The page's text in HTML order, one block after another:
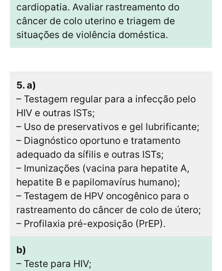
cardiopatia. Avaliar rastreamento do
câncer de colo uterino e triagem de
situações de violência doméstica.
5. a)
– Testagem regular para a infecção pelo
HIV e outras ISTs;
– Uso de preservativos e gel lubrificante;
– Diagnóstico oportuno e tratamento
adequado da sífilis e outras ISTs;
– Imunizações (vacina para hepatite A,
hepatite B e papilomavírus humano);
– Testagem de HPV oncogênico para o
rastreamento do câncer de colo de útero;
– Profilaxia pré-exposição (PrEP).
b)
– Teste para HIV;